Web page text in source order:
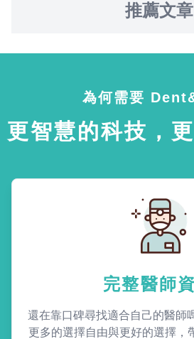
推薦文章
為何需要
更智慧的科技，
完整醫師
還在靠口碑尋找適合自己的醫師
更多的選擇自由與更好的選擇，